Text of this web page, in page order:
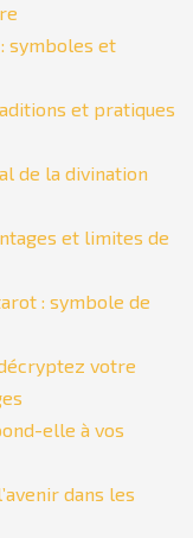
symboles et
et pratiques
de la divination
et limites de
: symbole de
votre
elle à vos
dans les